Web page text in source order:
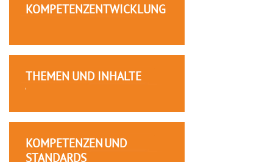
KOMPETENZENTWICKLUNG
THEMEN UND INHALTE
KOMPETENZEN UND
STANDARDS